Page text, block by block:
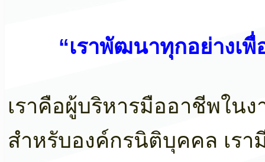
“เราพัฒนาทุกอย่างเ
เราคือผู้บริหารมืออาชีพใน
สำหรับองค์กรนิติบุคคล เรา